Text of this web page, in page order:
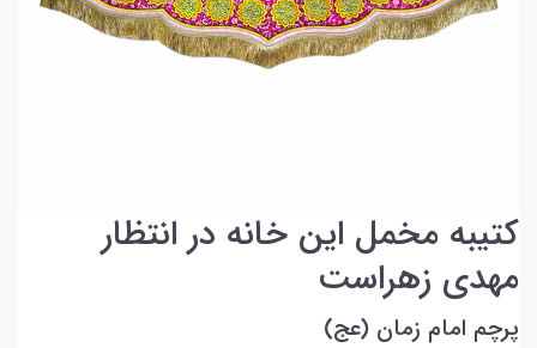
کتیبه مخمل این خانه در انتظار
مهدی زهراست
پرچم امام زمان (عج)